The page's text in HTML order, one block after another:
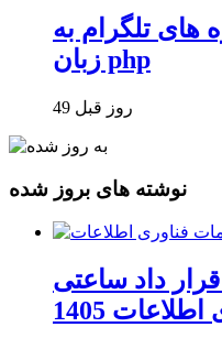
تلگرام به
زبان php
49 روز قبل
نوشته های بروز شده
داد ساعتی
1405